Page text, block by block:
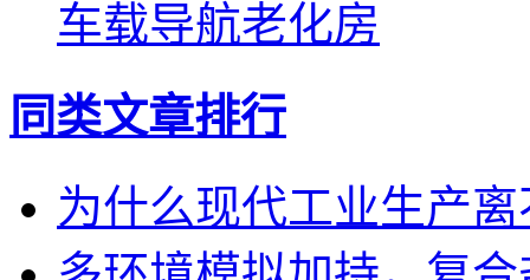
车载导航老化房
同类文章排行
为什么现代工业生产